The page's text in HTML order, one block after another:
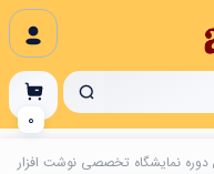
دوره نمایشگاه تخصصی نوشت افزار و
0